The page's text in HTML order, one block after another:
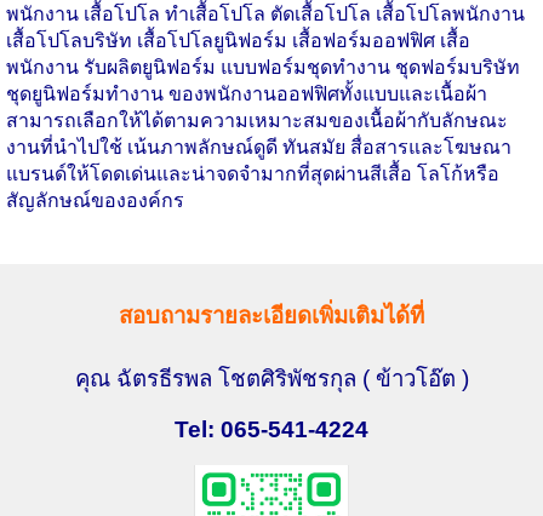
พนักงาน เสื้อโปโล ทำเสื้อโปโล ตัดเสื้อโปโล เสื้อโปโลพนักงาน
เสื้อโปโลบริษัท เสื้อโปโลยูนิฟอร์ม เสื้อฟอร์มออฟฟิศ เสื้อ
พนักงาน รับผลิตยูนิฟอร์ม แบบฟอร์มชุดทำงาน ชุดฟอร์มบริษัท
ชุดยูนิฟอร์มทำงาน ของพนักงานออฟฟิศทั้งแบบและเนื้อผ้า
สามารถเลือกให้ได้ตามความเหมาะสมของเนื้อผ้ากับลักษณะ
งานที่นำไปใช้ เน้นภาพลักษณ์ดูดี ทันสมัย สื่อสารและโฆษณา
แบรนด์ให้โดดเด่นและน่าจดจำมากที่สุดผ่านสีเสื้อ โลโก้หรือ
สัญลักษณ์ขององค์กร
สอบถามรายละเอียดเพิ่มเติมได้ที่
คุณ ฉัตรธีรพล โชตศิริพัชรกุล ( ข้าวโอ๊ต )
Tel: 065-541-4224